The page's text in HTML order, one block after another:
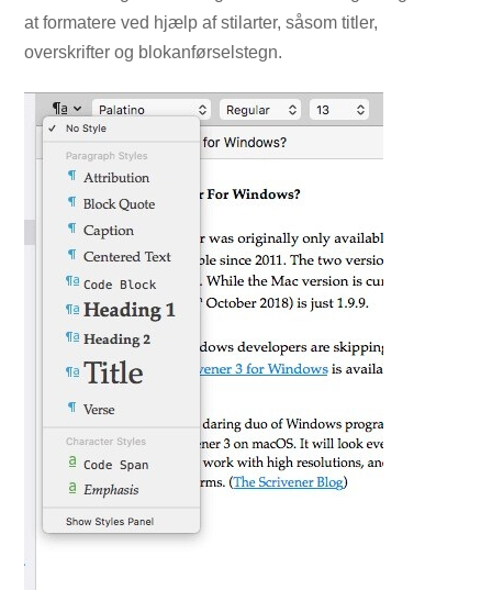
at formatere ved hjælp af stilarter, såsom titler,
overskrifter og blokanførselstegn.